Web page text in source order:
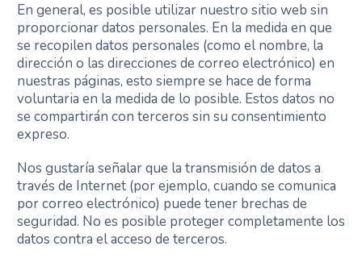
En general, es posible utilizar nuestro sitio web sin
proporcionar datos personales. En la medida en que
se recopilen datos personales (como el nombre, la
dirección o las direcciones de correo electrónico) en
nuestras páginas, esto siempre se hace de forma
voluntaria en la medida de lo posible. Estos datos no
se compartirán con terceros sin su consentimiento
expreso.
Nos gustaría señalar que la transmisión de datos a
través de Internet (por ejemplo, cuando se comunica
por correo electrónico) puede tener brechas de
seguridad. No es posible proteger completamente los
datos contra el acceso de terceros.